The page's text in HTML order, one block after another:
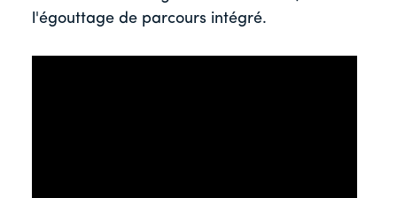
l'égouttage de parcours intégré.